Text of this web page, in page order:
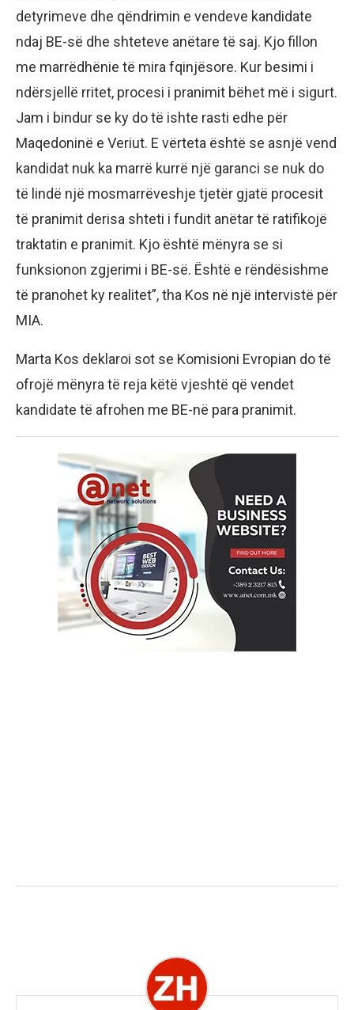
detyrimeve dhe qëndrimin e vendeve kandidate
ndaj BE-së dhe shteteve anëtare të saj. Kjo fillon
me marrëdhënie të mira fqinjësore. Kur besimi i
ndërsjellë rritet, procesi i pranimit bëhet më i sigurt.
Jam i bindur se ky do të ishte rasti edhe për
Maqedoninë e Veriut. E vërteta është se asnjë vend
kandidat nuk ka marrë kurrë një garanci se nuk do
të lindë një mosmarrëveshje tjetër gjatë procesit
të pranimit derisa shteti i fundit anëtar të ratifikojë
traktatin e pranimit. Kjo është mënyra se si
funksionon zgjerimi i BE-së. Është e rëndësishme
të pranohet ky realitet”, tha Kos në një intervistë për
MIA.
Marta Kos deklaroi sot se Komisioni Evropian do të
ofrojë mënyra të reja këtë vjeshtë që vendet
kandidate të afrohen me BE-në para pranimit.